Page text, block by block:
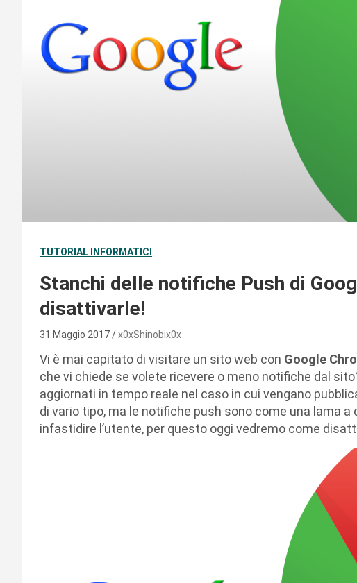
TUTORIAL INFORMATICI
Stanchi delle notifiche Push di
disattivarle!
31 Maggio 2017 x0xShinobix0x
Vi è mai capitato di visitare un sito web con Google
che vi chiede se volete ricevere o meno notifiche dal
aggiornati in tempo reale nel caso in cui vengano
di vario tipo, ma le notifiche push sono come una lama a
infastidire l’utente, per questo oggi vedremo come